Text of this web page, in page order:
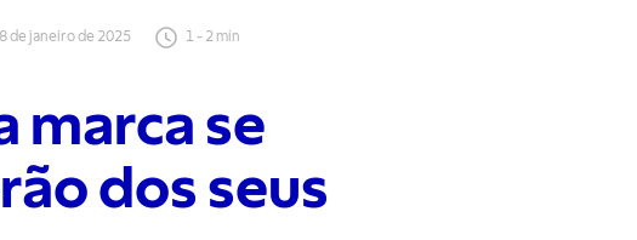
de janeiro de 2025 1- 2 min
marca se
dos seus